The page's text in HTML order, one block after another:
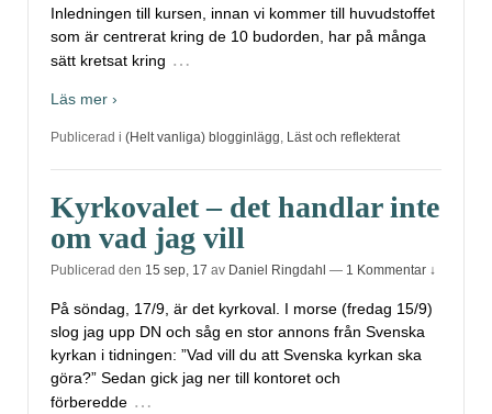
Inledningen till kursen, innan vi kommer till huvudstoffet
som är centrerat kring de 10 budorden, har på många
sätt kretsat kring …
Läs mer ›
Publicerad i (Helt vanliga) blogginlägg, Läst och reflekterat
Kyrkovalet – det handlar inte
om vad jag vill
Publicerad den 15 sep, 17 av Daniel Ringdahl — 1 Kommentar ↓
På söndag, 17/9, är det kyrkoval. I morse (fredag 15/9)
slog jag upp DN och såg en stor annons från Svenska
kyrkan i tidningen: ”Vad vill du att Svenska kyrkan ska
göra?” Sedan gick jag ner till kontoret och
förberedde …